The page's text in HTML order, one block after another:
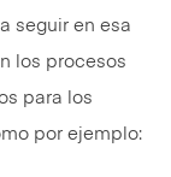
seguir en esa
los procesos
para los
por ejemplo: